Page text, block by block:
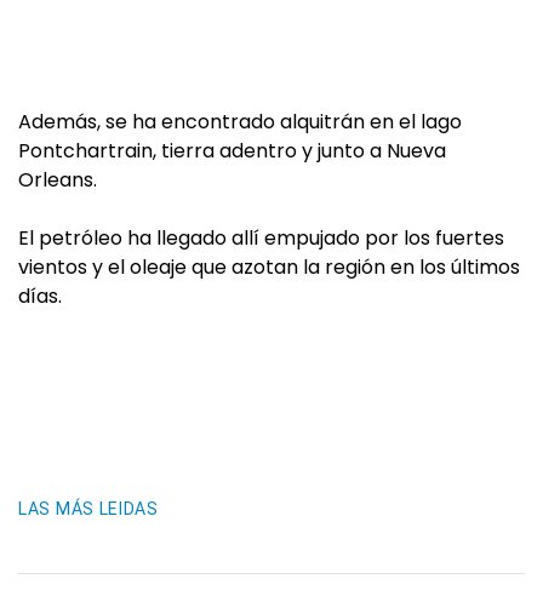
Además, se ha encontrado alquitrán en el lago
Pontchartrain, tierra adentro y junto a Nueva
Orleans.
El petróleo ha llegado allí empujado por los fuertes
vientos y el oleaje que azotan la región en los últimos
días.
LAS MÁS LEIDAS